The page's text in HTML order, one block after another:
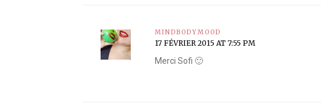
MINDBODYMOOD
17 FÉVRIER 2015 AT 7:55 PM
Merci Sofi 🙂